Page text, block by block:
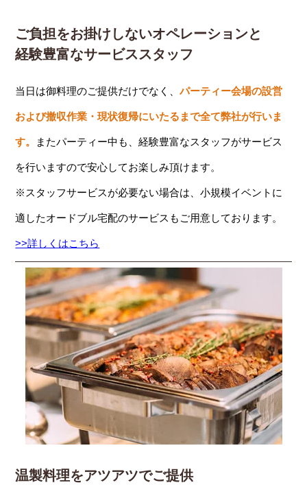
ご負担をお掛けしないオペレーションと
経験豊富なサービススタッフ
当日は御料理のご提供だけでなく、パーティー会場の設営
および撤収作業・現状復帰にいたるまで全て弊社が行いま
す。 またパーティー中も、経験豊富なスタッフがサービス
を行いますので安心してお楽しみ頂けます。
※スタッフサービスが必要ない場合は、小規模イベントに
適したオードブル宅配のサービスもご用意しております。
>>詳しくはこちら
温製料理をアツアツでご提供